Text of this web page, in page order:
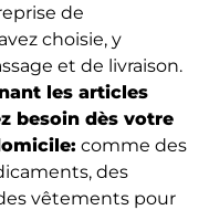
de
choisie, y
et de livraison.
les articles
besoin dès votre
comme des
des
vêtements pour